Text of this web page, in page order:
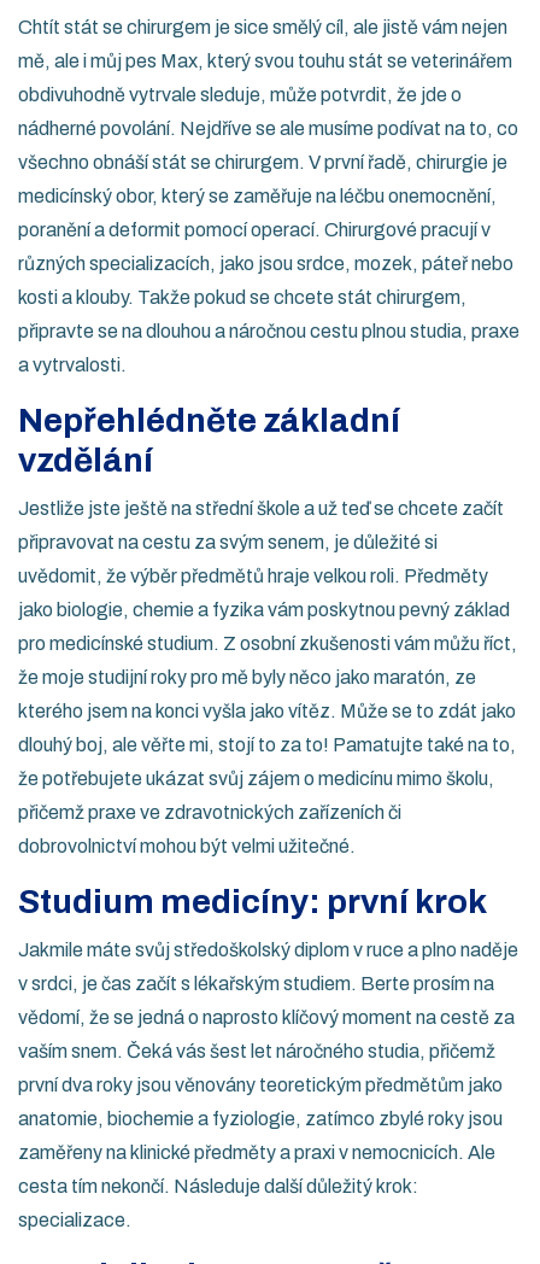
Chtít stát se chirurgem je sice smělý cíl, ale jistě vám nejen
mě, ale i můj pes Max, který svou touhu stát se veterinářem
obdivuhodně vytrvale sleduje, může potvrdit, že jde o
nádherné povolání. Nejdříve se ale musíme podívat na to, co
všechno obnáší stát se chirurgem. V první řadě, chirurgie je
medicínský obor, který se zaměřuje na léčbu onemocnění,
poranění a deformit pomocí operací. Chirurgové pracují v
různých specializacích, jako jsou srdce, mozek, páteř nebo
kosti a klouby. Takže pokud se chcete stát chirurgem,
připravte se na dlouhou a náročnou cestu plnou studia, praxe
a vytrvalosti.
Nepřehlédněte základní
vzdělání
Jestliže jste ještě na střední škole a už teď se chcete začít
připravovat na cestu za svým senem, je důležité si
uvědomit, že výběr předmětů hraje velkou roli. Předměty
jako biologie, chemie a fyzika vám poskytnou pevný základ
pro medicínské studium. Z osobní zkušenosti vám můžu říct,
že moje studijní roky pro mě byly něco jako maratón, ze
kterého jsem na konci vyšla jako vítěz. Může se to zdát jako
dlouhý boj, ale věřte mi, stojí to za to! Pamatujte také na to,
že potřebujete ukázat svůj zájem o medicínu mimo školu,
přičemž praxe ve zdravotnických zařízeních či
dobrovolnictví mohou být velmi užitečné.
Studium medicíny: první krok
Jakmile máte svůj středoškolský diplom v ruce a plno naděje
v srdci, je čas začít s lékařským studiem. Berte prosím na
vědomí, že se jedná o naprosto klíčový moment na cestě za
vaším snem. Čeká vás šest let náročného studia, přičemž
první dva roky jsou věnovány teoretickým předmětům jako
anatomie, biochemie a fyziologie, zatímco zbylé roky jsou
zaměřeny na klinické předměty a praxi v nemocnicích. Ale
cesta tím nekončí. Následuje další důležitý krok:
specializace.